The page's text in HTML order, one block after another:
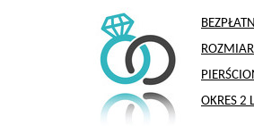
OKRES 2